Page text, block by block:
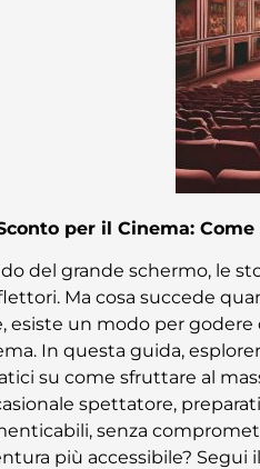
per il Cinema:
del grande schermo, le
Ma cosa succede
esiste un modo per
In questa guida,
su come sfruttare al
spettatore,
senza
più accessibile?